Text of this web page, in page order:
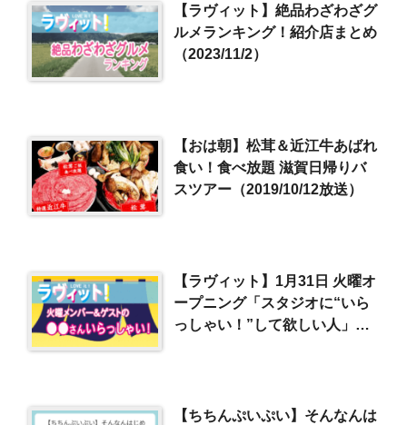
【ラヴィット】絶品わざわざグ
ルメランキング！紹介店まとめ
（2023/11/2）
【おは朝】松茸＆近江牛あばれ
食い！食べ放題 滋賀日帰りバ
スツアー（2019/10/12放送）
【ラヴィット】1月31日 火曜オ
ープニング「スタジオに“いら
っしゃい！”して欲しい人」
【ちちんぷいぷい】そんなんは